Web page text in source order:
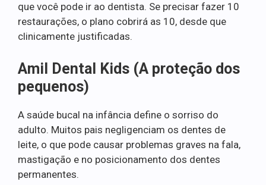
que você pode ir ao dentista. Se precisar fazer 10
restaurações, o plano cobrirá as 10, desde que
clinicamente justificadas.
Amil Dental Kids (A proteção dos
pequenos)
A saúde bucal na infância define o sorriso do
adulto. Muitos pais negligenciam os dentes de
leite, o que pode causar problemas graves na fala,
mastigação e no posicionamento dos dentes
permanentes.